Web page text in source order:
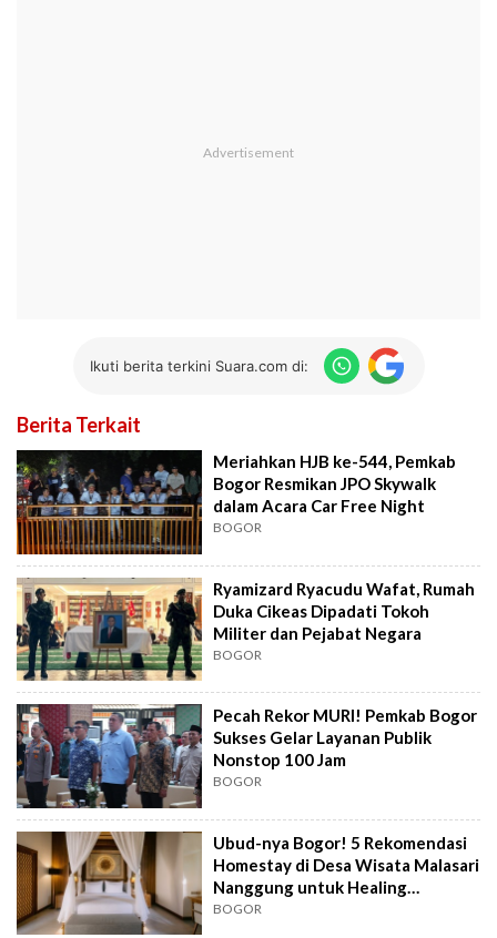
Ikuti berita terkini Suara.com di:
Berita Terkait
Meriahkan HJB ke-544, Pemkab
Bogor Resmikan JPO Skywalk
dalam Acara Car Free Night
BOGOR
Ryamizard Ryacudu Wafat, Rumah
Duka Cikeas Dipadati Tokoh
Militer dan Pejabat Negara
BOGOR
Pecah Rekor MURI! Pemkab Bogor
Sukses Gelar Layanan Publik
Nonstop 100 Jam
BOGOR
Ubud-nya Bogor! 5 Rekomendasi
Homestay di Desa Wisata Malasari
Nanggung untuk Healing
Maksimal
BOGOR